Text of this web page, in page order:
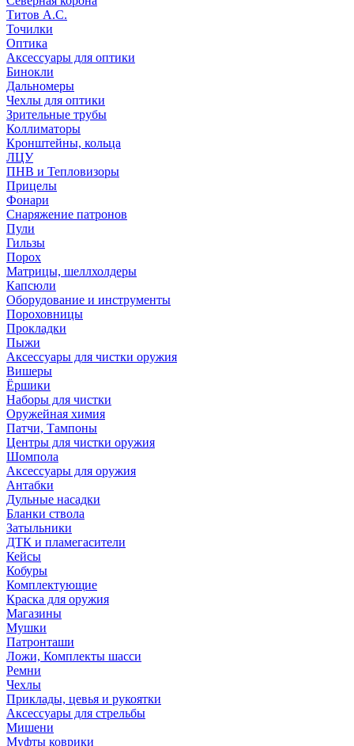
Титов А.С.
Точилки
Оптика
Аксессуары для оптики
Бинокли
Дальномеры
Чехлы для оптики
Зрительные трубы
Коллиматоры
Кронштейны, кольца
ЛЦУ
ПНВ и Тепловизоры
Прицелы
Фонари
Снаряжение патронов
Пули
Гильзы
Порох
Матрицы, шеллхолдеры
Капсюли
Оборудование и инструменты
Пороховницы
Прокладки
Пыжи
Аксессуары для чистки оружия
Вишеры
Ёршики
Наборы для чистки
Оружейная химия
Патчи, Тампоны
Центры для чистки оружия
Шомпола
Аксессуары для оружия
Антабки
Дульные насадки
Бланки ствола
Затыльники
ДТК и пламегасители
Кейсы
Кобуры
Комплектующие
Краска для оружия
Магазины
Мушки
Патронташи
Ложи, Комплекты шасси
Ремни
Чехлы
Приклады, цевья и рукоятки
Аксессуары для стрельбы
Мишени
Муфты коврики